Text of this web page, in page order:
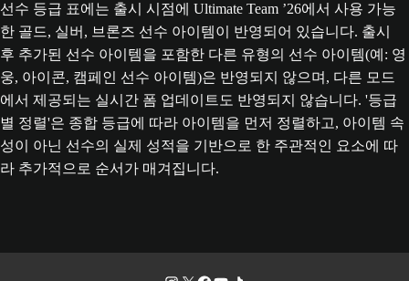
선수 등급 표에는 출시 시점에 Ultimate Team ’26에서 사용 가능
한 골드, 실버, 브론즈 선수 아이템이 반영되어 있습니다. 출시
후 추가된 선수 아이템을 포함한 다른 유형의 선수 아이템(예: 영
웅, 아이콘, 캠페인 선수 아이템)은 반영되지 않으며, 다른 모드
에서 제공되는 실시간 폼 업데이트도 반영되지 않습니다. '등급
별 정렬'은 종합 등급에 따라 아이템을 먼저 정렬하고, 아이템 속
성이 아닌 선수의 실제 성적을 기반으로 한 주관적인 요소에 따
라 추가적으로 순서가 매겨집니다.